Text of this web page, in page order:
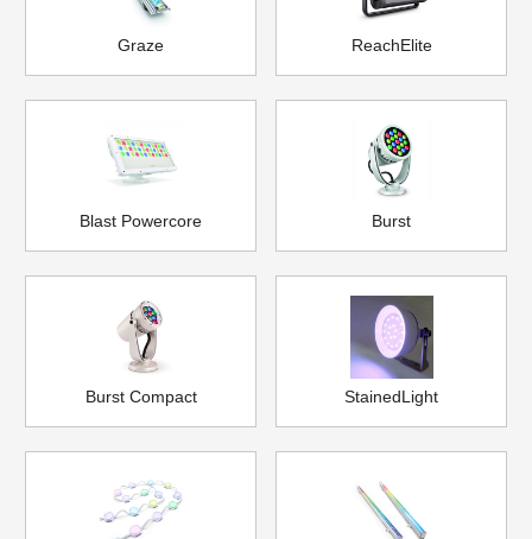
Graze ReachElite
Blast Powercore Burst
Burst Compact StainedLight